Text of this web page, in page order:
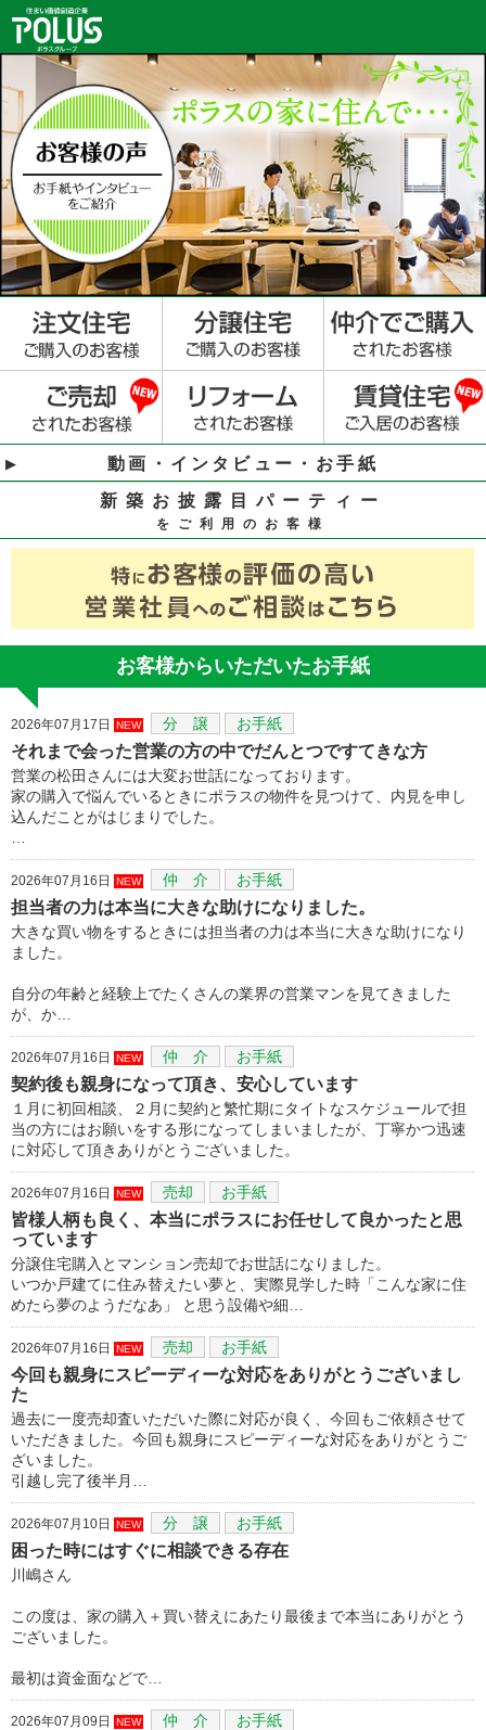
動画・インタビュー・お手紙
新築お披露目パーティー
をご利用のお客様
お客様からいただいたお手紙
2026年07月17日 NEW 分 譲 お手紙
それまで会った営業の方の中でだんとつですてきな方
営業の松田さんには大変お世話になっております。
家の購入で悩んでいるときにポラスの物件を見つけて、内見を申し
込んだことがはじまりでした。
2026年07月16日 NEW 仲 介 お手紙
担当者の力は本当に大きな助けになりました。
大きな買い物をするときには担当者の力は本当に大きな助けになり
ました。
自分の年齢と経験上でたくさんの業界の営業マンを見てきました
が、か…
2026年07月16日 NEW 仲 介 お手紙
契約後も親身になって頂き、安心しています
１月に初回相談、２月に契約と繁忙期にタイトなスケジュールで担
当の方にはお願いをする形になってしまいましたが、丁寧かつ迅速
に対応して頂きありがとうございました。
2026年07月16日 NEW 売却 お手紙
皆様人柄も良く、本当にポラスにお任せして良かったと思
っています
分譲住宅購入とマンション売却でお世話になりました。
いつか戸建てに住み替えたい夢と、実際見学した時「こんな家に住
めたら夢のようだなあ」 と思う設備や細…
2026年07月16日 NEW 売却 お手紙
今回も親身にスピーディーな対応をありがとうございまし
た
過去に一度売却査いただいた際に対応が良く、今回もご依頼させて
いただきました。今回も親身にスピーディーな対応をありがとうご
ざいました。
引越し完了後半月…
2026年07月10日 NEW 分 譲 お手紙
困った時にはすぐに相談できる存在
川嶋さん
この度は、家の購入＋買い替えにあたり最後まで本当にありがとう
ございました。
最初は資金面などで…
2026年07月09日 NEW 仲 介 お手紙